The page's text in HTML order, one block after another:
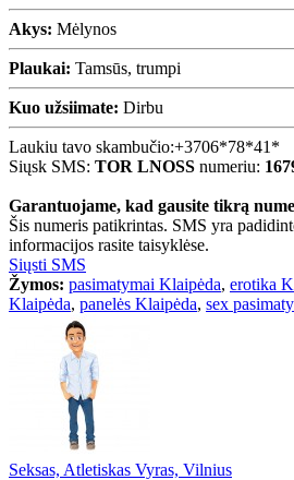
Akys: Mėlynos
Plaukai: Tamsūs, trumpi
Kuo užsiimate: Dirbu
Laukiu tavo skambučio:+3706*78*41*
Siųsk SMS: TOR LNOSS numeriu:
Garantuojame, kad gausite tikrą
Šis numeris patikrintas. SMS yra
informacijos rasite taisyklėse.
Siųsti SMS
Žymos: pasimatymai Klaipėda, erotika
Klaipėda, panelės Klaipėda, sex
Seksas, Atletiskas Vyras, Vilnius